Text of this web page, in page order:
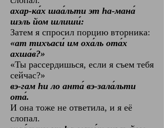
ахар-ка́х шаа́льти эт hа-мана́
шэль йом шлиши́:
Затем я спросил порцию вторника:
‎«ат тихъаси́ им оха́ль ота́х
ахша́в?»
«Ты рассердишься, если я съем тебя
‎сейчас?»
вэ-гам hи ло анта́ вэ-зала́льти
ота́.
И она тоже не ответила, и я её
слопал.